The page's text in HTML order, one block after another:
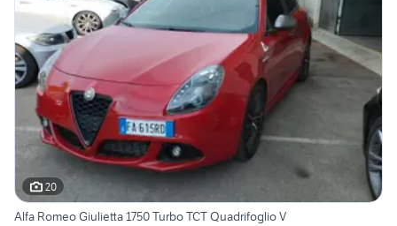
20
Alfa Romeo Giulietta 1750 Turbo TCT Quadrifoglio V